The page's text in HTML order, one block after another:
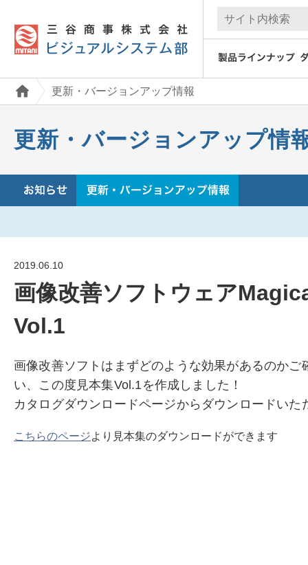
更新・バージョンアップ情報
更新・バージョンアップ情
2019.06.10
画像改善ソフトウェア
Vol.1
画像改善ソフトはまずどのような効果があるのか
い、この度見本集Vol.1を作成しました！
カタログダウンロードページからダウンロードいた
こちらのページより見本集のダウンロードができます